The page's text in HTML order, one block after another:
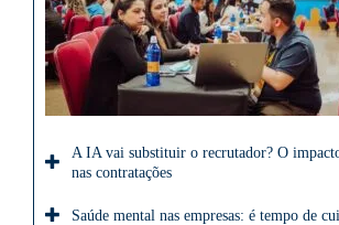
A IA vai substituir o recrutador? O
nas contratações
Saúde mental nas empresas: é tempo de